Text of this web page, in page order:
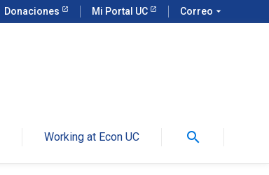
Donaciones Mi Portal UC Correo arrow_drop_down
Working at Econ UC search